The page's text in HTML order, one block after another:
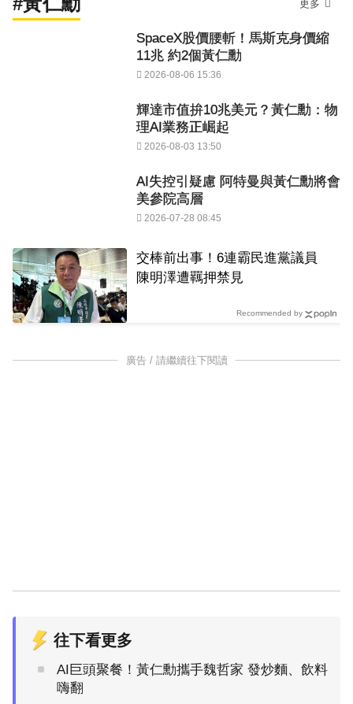
更多
SpaceX股價腰斬！馬斯克身價縮
11兆 約2個黃仁勳
2026-08-06 15:36
輝達市值拚10兆美元？黃仁勳：物
理AI業務正崛起
2026-08-03 13:50
AI失控引疑慮 阿特曼與黃仁勳將會
美參院高層
2026-07-28 08:45
交棒前出事！6連霸民進黨議員
陳明澤遭羈押禁見
Recommended by
廣告 / 請繼續往下閱讀
往下看更多
AI巨頭聚餐！黃仁勳攜手魏哲家 發炒麵、飲料
嗨翻